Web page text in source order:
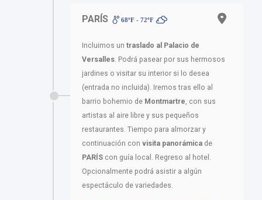
PARÍS 68ºF - 72ºF
Incluimos un traslado al Palacio de
Versalles . Podrá pasear por sus hermosos
jardines o visitar su interior si lo desea
(entrada no incluida). Iremos tras ello al
barrio bohemio de Montmartre , con sus
artistas al aire libre y sus pequeños
restaurantes. Tiempo para almorzar y
continuación con visita panorámica de
PARÍS con guía local. Regreso al hotel.
Opcionalmente podrá asistir a algún
espectáculo de variedades.